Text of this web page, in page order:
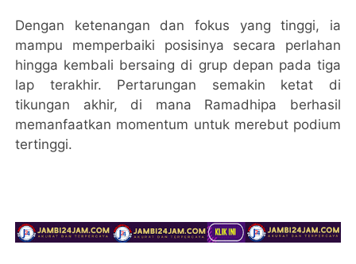
Dengan ketenangan dan fokus yang tinggi, ia
mampu memperbaiki posisinya secara perlahan
hingga kembali bersaing di grup depan pada tiga
lap terakhir. Pertarungan semakin ketat di
tikungan akhir, di mana Ramadhipa berhasil
memanfaatkan momentum untuk merebut podium
tertinggi.